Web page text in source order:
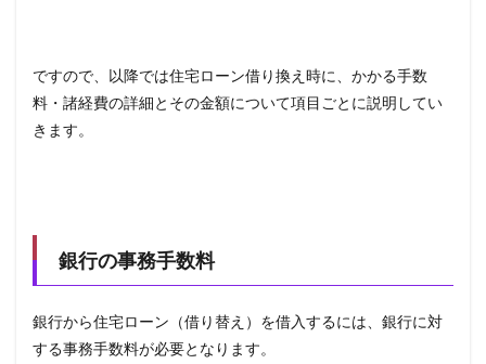
ですので、以降では住宅ローン借り換え時に、かかる手数
料・諸経費の詳細とその金額について項目ごとに説明してい
きます。
銀行の事務手数料
銀行から住宅ローン（借り替え）を借入するには、銀行に対
する事務手数料が必要となります。